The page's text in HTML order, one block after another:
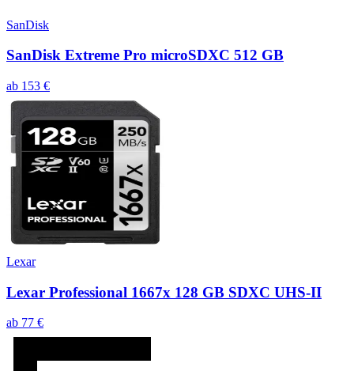
SanDisk
SanDisk Extreme Pro microSDXC 512 GB
ab 153 €
Lexar
Lexar Professional 1667x 128 GB SDXC UHS-II
ab 77 €